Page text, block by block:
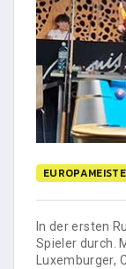
In der ersten
Spieler durch.
Luxemburger,